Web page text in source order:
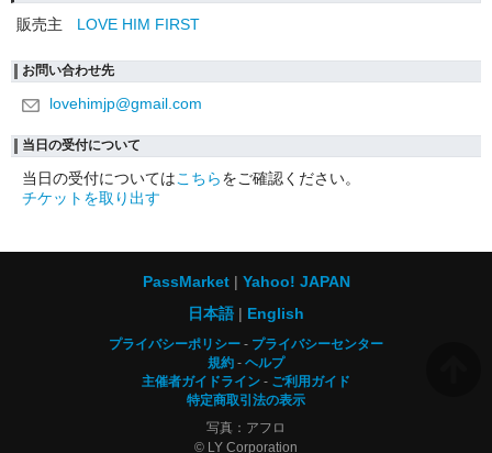
販売主
LOVE HIM FIRST
お問い合わせ先
lovehimjp@gmail.com
当日の受付について
当日の受付についてはこちらをご確認ください。
チケットを取り出す
PassMarket
Yahoo! JAPAN
日本語
English
プライバシーポリシー
プライバシーセンター
規約
ヘルプ
主催者ガイドライン
ご利用ガイド
特定商取引法の表示
写真：アフロ
© LY Corporation